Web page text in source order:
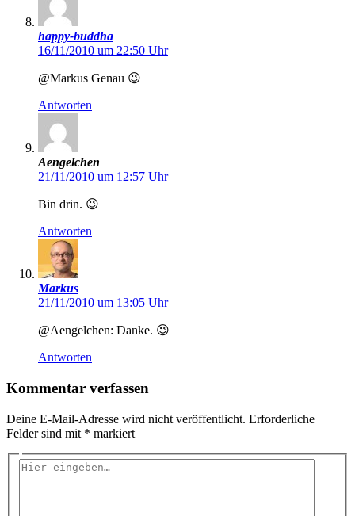
happy-buddha
16/11/2010 um 22:50 Uhr
@Markus Genau 😉
Antworten
Aengelchen
21/11/2010 um 12:57 Uhr
Bin drin. 😉
Antworten
Markus
21/11/2010 um 13:05 Uhr
@Aengelchen: Danke. 😉
Antworten
Kommentar verfassen
Deine E-Mail-Adresse wird nicht veröffentlicht. Erforderliche
Felder sind mit * markiert
Hier